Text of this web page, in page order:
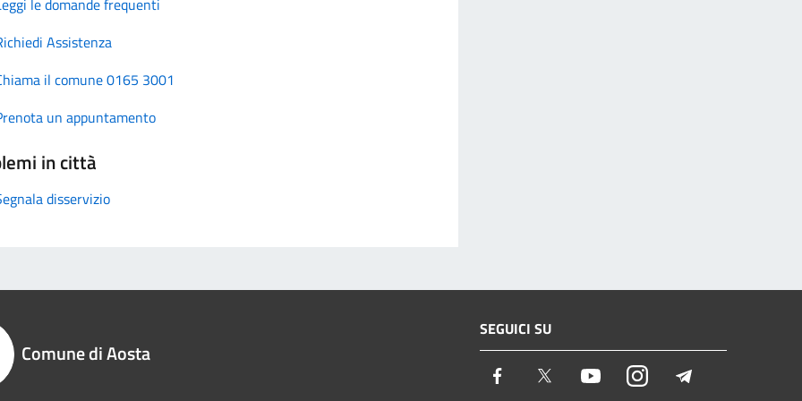
Assistenza
il comune 0165 3001
un appuntamento
in città
disservizio
Comune di Aosta
SEGUICI SU
Facebook Twitter YoutubeInstagram